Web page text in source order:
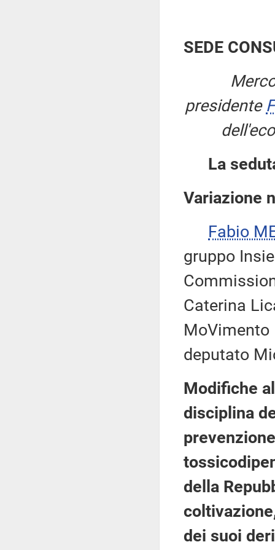
SEDE
presidente
La
Variazione
Fabio
gruppo
Caterina
MoVimento
deputato
Modifiche
disciplina
della
dei suoi